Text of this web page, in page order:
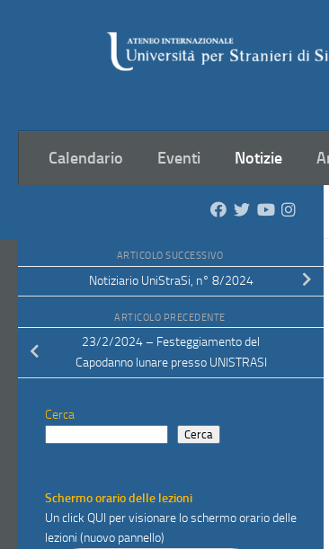
Calendario Eventi Notizie
ARTICOLO SUCCESSIVO
Notiziario UniStraSi, n° 8/2024
ARTICOLO PRECEDENTE
23/2/2024 – Festeggiamento del
Capodanno lunare presso UNISTRASI
Cerca
Cerca
Schermo orario delle lezioni
Un click QUI per visionare lo schermo orario delle
lezioni (nuovo pannello)